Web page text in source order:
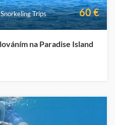
Trips 60 €
na Paradise Island